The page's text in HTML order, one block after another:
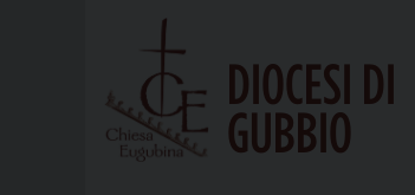
DIOCESI DI
GUBBIO